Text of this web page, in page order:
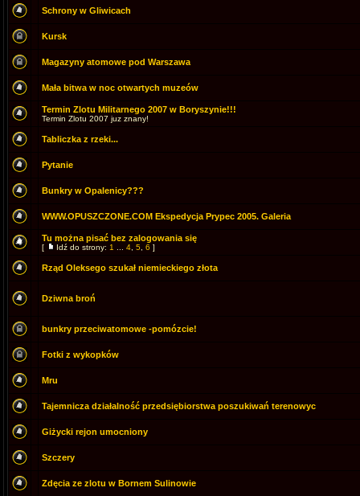
Schrony w Gliwicach
Kursk
Magazyny atomowe pod Warszawa
Mała bitwa w noc otwartych muzeów
Termin Zlotu Militarnego 2007 w Boryszynie!!!
Termin Zlotu 2007 juz znany!
Tabliczka z rzeki...
Pytanie
Bunkry w Opalenicy???
WWW.OPUSZCZONE.COM Ekspedycja Prypec 2005. Galeria
Tu można pisać bez zalogowania się
[ Idź do strony: 1 4 5 6 ]
Rząd Oleksego szukał niemieckiego złota
Dziwna broń
bunkry przeciwatomowe -pomózcie!
Fotki z wykopków
Mru
Tajemnicza działalność przedsiębiorstwa poszukiwań terenowyc
Giżycki rejon umocniony
Szczery
Zdęcia ze zlotu w Bornem Sulinowie